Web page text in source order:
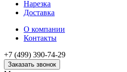
Нарезка
Доставка
О компании
Контакты
+7 (499) 390-74-29
Заказать звонок